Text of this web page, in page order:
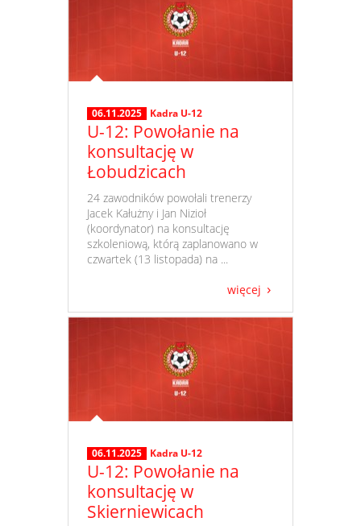
06.11.2025 Kadra U-12
U-12: Powołanie na
konsultację w
Łobudzicach
​ 24 zawodników powołali trenerzy
Jacek Kałużny i Jan Nizioł
(koordynator) na konsultację
szkoleniową, którą zaplanowano w
czwartek (13 listopada) na ...
więcej
06.11.2025 Kadra U-12
U-12: Powołanie na
konsultację w
Skierniewicach